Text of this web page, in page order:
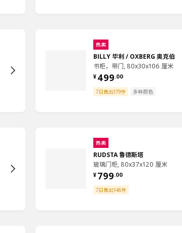
热卖
BILLY 毕利 / OXBERG 奥克伯
书柜，带门, 80x30x106 厘米
¥ 499.00
7日售出179件
多种颜色
热卖
RUDSTA 鲁德斯塔
玻璃门柜, 80x37x120 厘米
¥ 799.00
7日售出146件